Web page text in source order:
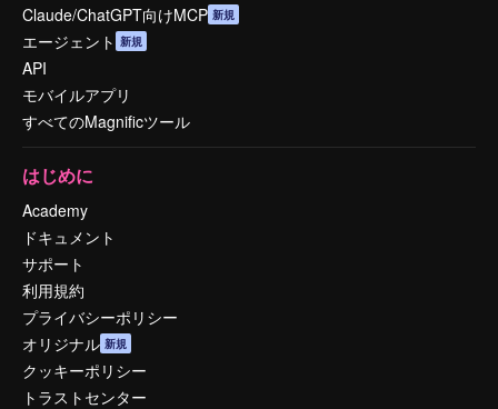
Claude/ChatGPT向けMCP 新規
エージェント 新規
API
モバイルアプリ
すべてのMagnificツール
はじめに
Academy
ドキュメント
サポート
利用規約
プライバシーポリシー
オリジナル 新規
クッキーポリシー
トラストセンター